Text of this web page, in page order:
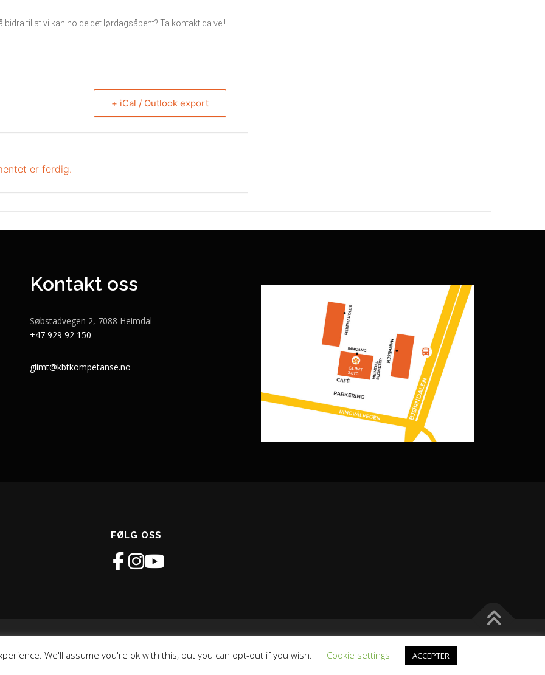
til at vi kan holde det lørdagsåpent? Ta kontakt da vel!
+ iCal / Outlook export
er ferdig.
Kontakt oss
Søbstadvegen 2, 7088 Heimdal
+47 929 92 150
glimt@kbtkompetanse.no
FØLG OSS
We'll assume you're ok with this, but you can opt-out if you wish. Cookie settings ACCEPTER